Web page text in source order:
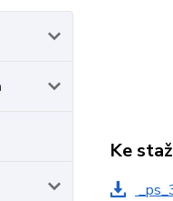
Ke